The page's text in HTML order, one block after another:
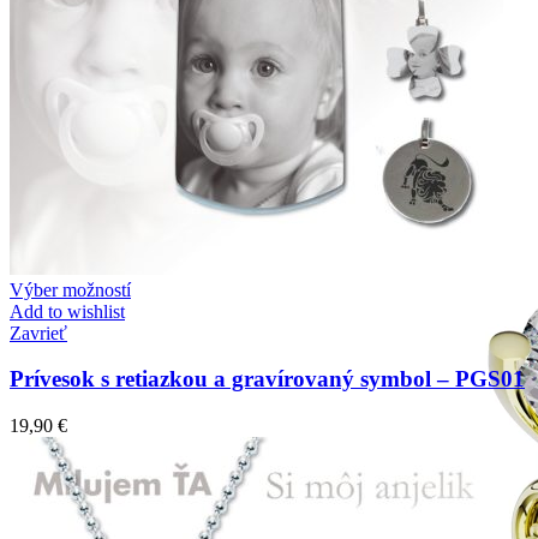
Zásnubné prstne z kolekcie Mistique Love.
Výber možností
Add to wishlist
Zavrieť
Prívesok s retiazkou a gravírovaný symbol – PGS01
19,90 €